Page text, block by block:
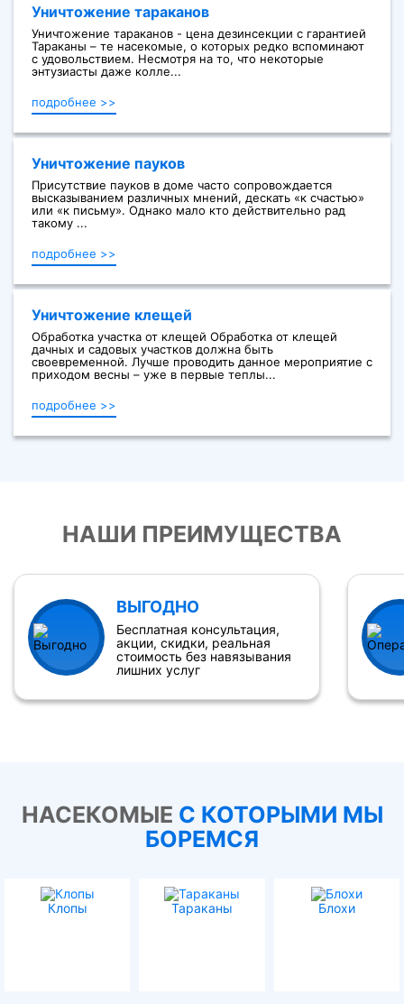
Уничтожение тараканов
Уничтожение тараканов - цена дезинсекции с гарантией
Тараканы – те насекомые, о которых редко вспоминают
с удовольствием. Несмотря на то, что некоторые
энтузиасты даже колле...
подробнее >>
Уничтожение пауков
Присутствие пауков в доме часто сопровождается
высказыванием различных мнений, дескать «к счастью»
или «к письму». Однако мало кто действительно рад
такому ...
подробнее >>
Уничтожение клещей
Обработка участка от клещей Обработка от клещей
дачных и садовых участков должна быть
своевременной. Лучше проводить данное мероприятие с
приходом весны – уже в первые теплы...
подробнее >>
НАШИ ПРЕИМУЩЕСТВА
ВЫГОДНО
Бесплатная консультация,
акции, скидки, реальная
стоимость без навязывания
лишних услуг
НАСЕКОМЫЕ С КОТОРЫМИ МЫ
БОРЕМСЯ
Клопы Тараканы Блохи